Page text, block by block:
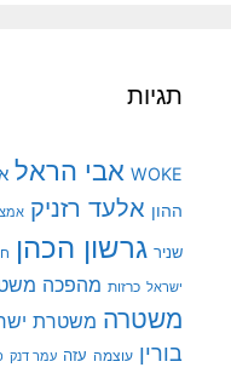
תגיות
WOKE אבי הראל
ההון אלעד רזניק
שניר גרשון הכהן
ישראל כרזות מהפכה
משטרה משטרת
בורין עוצמה עזה עמר דנק